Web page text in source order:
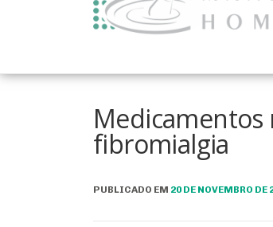
fibromialgia
PUBLICADO EM 20 DE NOVEMBRO DE